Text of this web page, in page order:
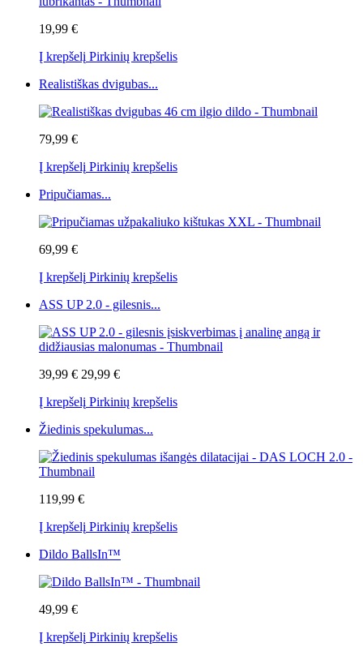
19,99 €
Į krepšelį Pirkinių krepšelis
Realistiškas dvigubas...
79,99 €
Į krepšelį Pirkinių krepšelis
Pripučiamas...
69,99 €
Į krepšelį Pirkinių krepšelis
ASS UP 2.0 - gilesnis...
39,99 € 29,99 €
Į krepšelį Pirkinių krepšelis
Žiedinis spekulumas...
119,99 €
Į krepšelį Pirkinių krepšelis
Dildo BallsIn™
49,99 €
Į krepšelį Pirkinių krepšelis